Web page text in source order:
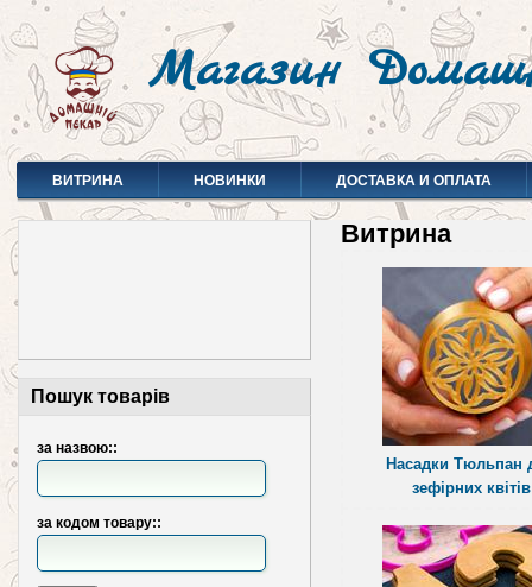
Магазин
ВИТРИНА НОВИНКИ ДОСТАВКА И ОПЛАТА
Пошук товарів
за назвою::
за кодом товару::
Витрина
Насадки Тюльпан
зефірних квітів